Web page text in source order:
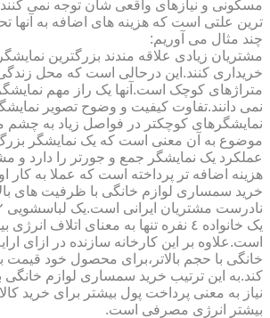
مسکونی و نیازهای واقعی شان توجه نمی
ترین علتی است که هزینه های اضافه به آنها
چند مثال می آوریم:
مشتریان زیادی علاقه مندند بزرگترین
خریداری کنند.این درحالی است که محل زندگی
متراژهای کوچک است.آنها یک راز مهم
نمی دانند.تفاوت کیفیت و وضوح تصویر
نمایشگرهای کوچکتر در فواصل زیاد به چشم
موضوع به آن معنی است که یک نمایشگر
عملکرد یک نمایشگر جمع و جورتر را دارد و
هزینه اضافه تر پرداخته است که عملا به کار
خرید سمساری لوازم خانگی با ظرفیت های
یک خانواده ٤ نفره تنها به معنای اتلاف
است.علاوه بر این کارخانه سازنده در ازای
خانگی با حجم بالاتر،برای محصول خود قیمت
کند.به این ترتیب خرید سمساری لوازم خانگی
نیاز به معنی پرداخت پول بیشتر برای خرید
بیشتر انرژی مصرفی است.